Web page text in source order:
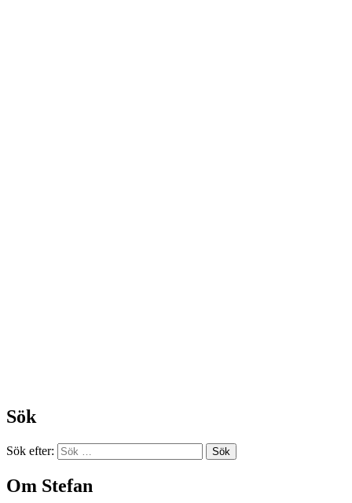
Sök
Sök efter:
Om Stefan